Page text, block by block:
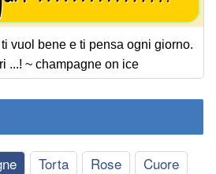
vuol bene e ti pensa ogni giorno.
...! ~ champagne on ice
Torta Rose
Cuore